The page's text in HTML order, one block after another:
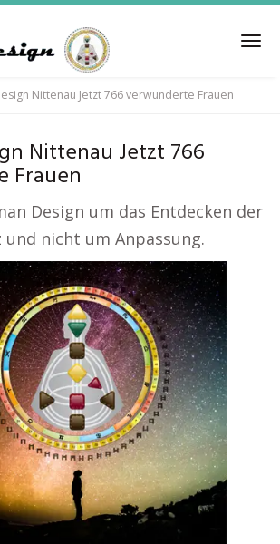
Nittenau Jetzt 766 verwunderte Frauen
Nittenau Jetzt 766
Frauen
Design um das Entdecken der
und nicht um Anpassung.